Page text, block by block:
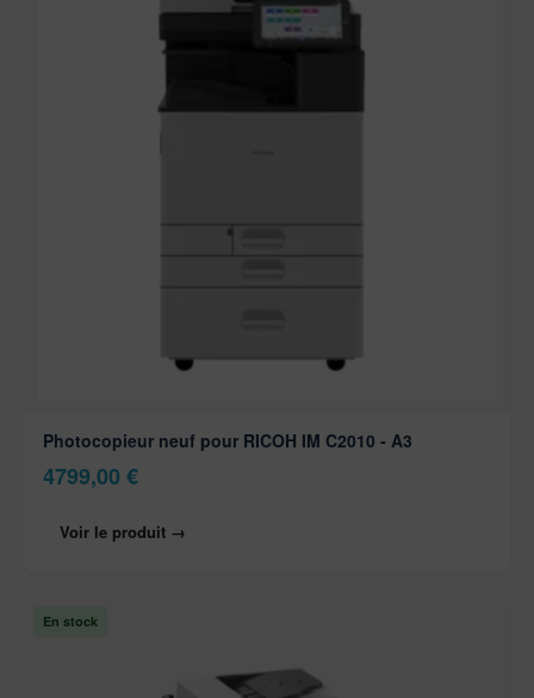
Photocopieur neuf pour RICOH IM C2010 - A3
4799,00 €
Voir le produit →
En stock